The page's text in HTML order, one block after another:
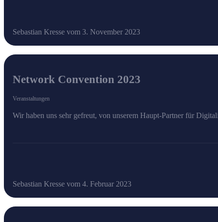
Sebastian Kresse vom 3. November 2023
Network Convention 2023
Veranstaltungen
Wir haben uns sehr gefreut, von unserem Haupt-Partner für
Sebastian Kresse vom 4. Februar 2023